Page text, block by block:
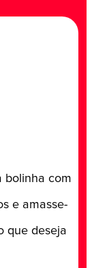
bolinha com
e amasse-
que deseja